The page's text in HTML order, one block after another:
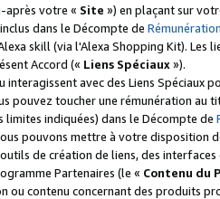
après votre « Site ») en plaçant sur
dans le Décompte de
skill (via l'Alexa Shopping Kit).
Accord (« Liens Spéciaux»).
interagissent avec des Liens Spéciaux
pouvez toucher une rémunération
limites indiquées) dans le Décompte de
pouvons mettre à votre disposition
de création de liens, des
Partenaires (le « Contenu du
contenu concernant des produits